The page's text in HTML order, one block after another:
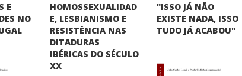
E
NO
HOMOSSEXUALIDAD
E, LESBIANISMO E
RESISTÊNCIA NAS
DITADURAS
IBÉRICAS DO SÉCULO
XX
"ISSO JÁ NÃO
EXISTE NADA, ISSO
TUDO JÁ ACABOU"